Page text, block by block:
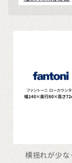
横揺れが少